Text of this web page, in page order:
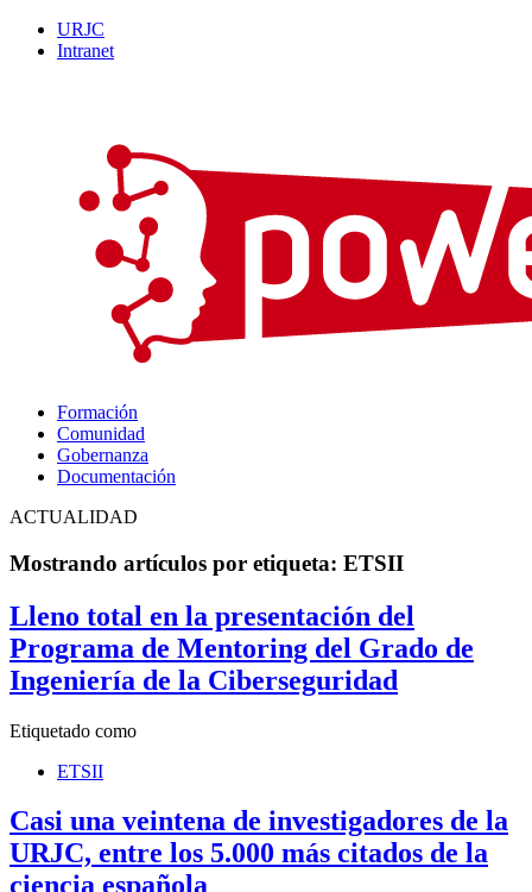
URJC
Intranet
Formación
Comunidad
Gobernanza
Documentación
ACTUALIDAD
Mostrando artículos por etiqueta: ETSII
Lleno total en la presentación del
Programa de Mentoring del Grado de
Ingeniería de la Ciberseguridad
Etiquetado como
ETSII
Casi una veintena de investigadores de la
URJC, entre los 5.000 más citados de la
ciencia española